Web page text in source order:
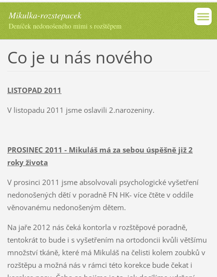
Mikulka-rozstepacek
Deníček nedonošeného mimi s rozštěpem
Co je u nás nového
LISTOPAD 2011
V listopadu 2011 jsme oslavili 2.narozeniny.
PROSINEC 2011 - Mikuláš má za sebou úspěšně již 2
roky života
V prosinci 2011 jsme absolvovali psychologické vyšetření
nedonošených dětí v poradně FN HK- více čtěte v oddíle
věnovanému nedonošeným dětem.
Na jaře 2012 nás čeká kontorla v rozštěpové poradně,
tentokrát to bude i s vyšetřením na ortodoncii kvůli většímu
množství tkáně, které má Mikuláš na čelisti kolem zoubků v
rozštěpu a možná nás v rámci této korekce bude čekat i